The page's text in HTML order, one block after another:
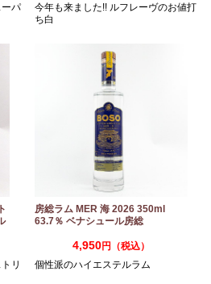
パ
今年も来ました!! ルフレーヴのお値打
ち白
リ
房総ラム MER 海 2026 350ml
63.7％ ベナシュール房総
4,950円（税込）
個性派のハイエステルラム